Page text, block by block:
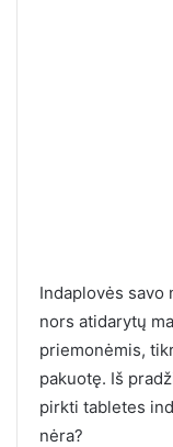
Indaplovės savo
nors atidarytų
priemonėmis,
pakuotę. Iš
pirkti tabletes
nėra?